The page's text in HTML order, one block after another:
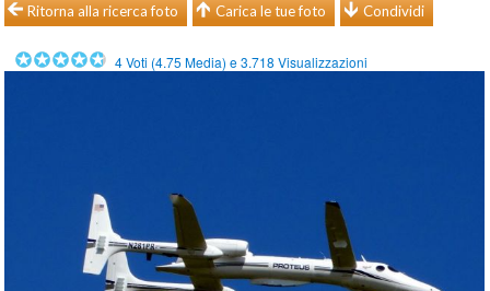
Ritorna alla ricerca foto Carica le tue foto Condividi
4Voti (4.75 Media) e3.718 Visualizzazioni